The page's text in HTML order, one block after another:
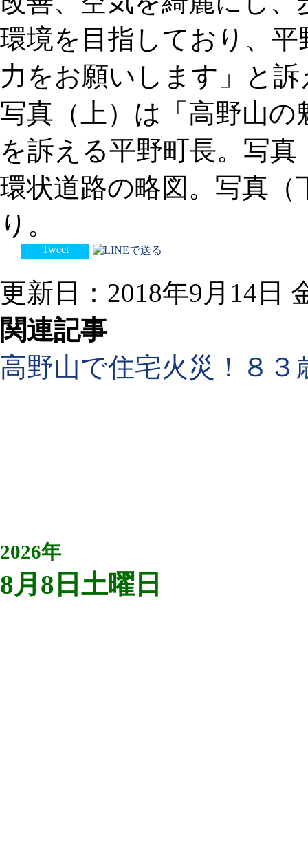
環境を目指しており、
力をお願いします」と
写真（上）は「高野山
を訴える平野町長。写
環状道路の略図。写真
り。
Tweet
更新日：2018年9月14日
関連記事
高野山で住宅火災！８
2026年
8月8日土曜日